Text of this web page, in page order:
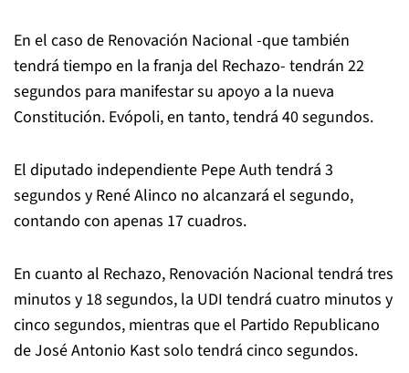
En el caso de Renovación Nacional -que también
tendrá tiempo en la franja del Rechazo- tendrán 22
segundos para manifestar su apoyo a la nueva
Constitución. Evópoli, en tanto, tendrá 40 segundos.
El diputado independiente Pepe Auth tendrá 3
segundos y René Alinco no alcanzará el segundo,
contando con apenas 17 cuadros.
En cuanto al Rechazo, Renovación Nacional tendrá tres
minutos y 18 segundos, la UDI tendrá cuatro minutos y
cinco segundos, mientras que el Partido Republicano
de José Antonio Kast solo tendrá cinco segundos.